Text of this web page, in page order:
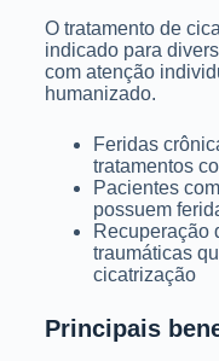
O tratamento de
indicado para
com atenção
humanizado.
Feridas
tratamentos
Pacientes
possuem
Recuperação
traumáticas
cicatrização
Principais